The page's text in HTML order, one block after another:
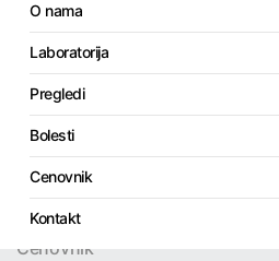
O nama
Laboratorija
Pregledi
Bolesti
Cenovnik
Kontakt
Početak
Akcije
O nama
Laboratorija
Pregledi
Bolesti
Cenovnik